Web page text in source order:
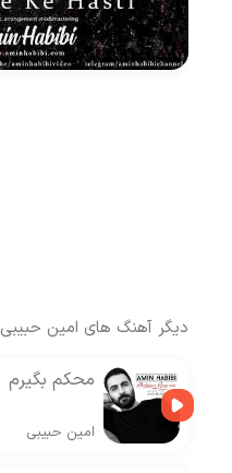
دیگر آهنگ های امین حبیبی
محکم بگیرم
امین حبیبی